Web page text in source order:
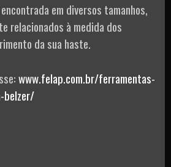
em diversos tamanhos,
relacionados à medida dos
da sua haste.
www.felap.com.br/ferramentas-
belzer/